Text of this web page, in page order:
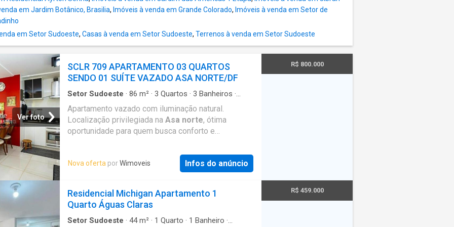
pensado para quem valoriza conforto, lazer e
oportunidade para quem busca imóvel com muito
espaço. O valor de condomínio refere-se a: Taxa de
corresponde ao total mensal, já com o condomínio
incluso. (Os preços e
em Jardim Botânico, Brasilia, Imóveis à venda em Grande Colorado, Imóveis à venda em Setor de
em Setor Sudoeste, Casas à venda em Setor Sudoeste, Terrenos à venda em Setor Sudoeste
Ver foto
SCLR 709 APARTAMENTO 03 QUARTOS
SENDO 01 SUÍTE VAZADO ASA NORTE/DF
Setor Sudoeste · 86 m² · 3 Quartos · 3 Banheiros ·
Apartamento vazado com iluminação natural.
Localização privilegiada na Asa norte, ótima
oportunidade para quem busca conforto e
Cozinha toda planejada; - 03 Quartos sendo uma
suíte todos com armários planejados; - Área de
serviço; - Terraço privativo para aproveitar o ar livre.
* A área do imóvel anunciado é uma estimativa e
deverá ser confirmada junto à certidão de ônus do
imóvel ou na Secretaria da Fazenda do DF. Valores e
Nova oferta porWimoveis Infos do anúncio
R$ 800.000
Residencial Michigan Apartamento 1
Quarto Águas Claras
Setor Sudoeste · 44m² · 1 Quarto · 1 Banheiro ·
R$ 459.000